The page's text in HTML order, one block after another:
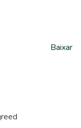
Baixar